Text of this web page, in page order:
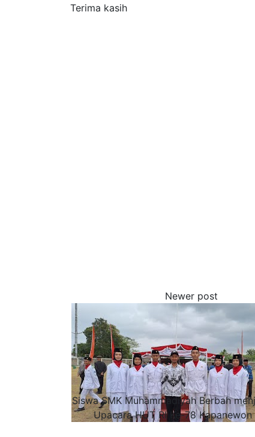
Terima kasih
Siswa SMK Muhammadiyah Berbah
Upacara HUT RI Ke-78 Kapanewon